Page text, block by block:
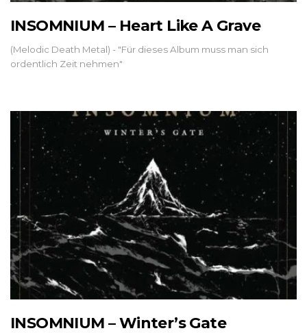
INSOMNIUM – Heart Like A Grave
(Melodic Death Metal) - "Für dieses Album muss man sich
ordentlich Zeit nehmen"
INSOMNIUM – Winter’s Gate